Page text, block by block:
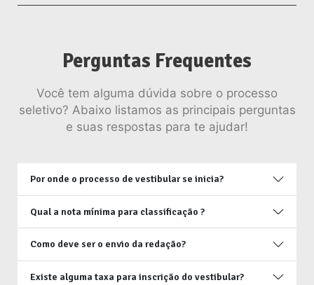
Perguntas Frequentes
Você tem alguma dúvida sobre o processo
seletivo? Abaixo listamos as principais perguntas
e suas respostas para te ajudar!
Por onde o processo de vestibular se inicia?
Qual a nota mínima para classificação ?
Como deve ser o envio da redação?
Existe alguma taxa para inscrição do vestibular?